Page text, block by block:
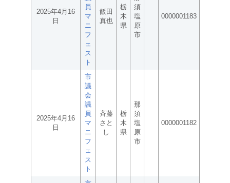
2025年4月16
日
員
マ
ニ
フ
ェ
ス
ト
飯田
真也
栃
木
県
須
塩
原
市
0000001183
2025年4月16
日
市
議
会
議
員
マ
ニ
フ
ェ
ス
ト
斉藤
さと
し
栃
木
県
那
須
塩
原
市
0000001182